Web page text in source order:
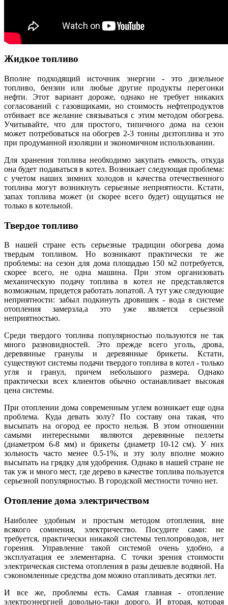
Жидкое топливо
Вполне подходящий источник энергии - это дизельное
топливо, бензин или любые другие продукты перегонки
нефти. Этот вариант дороже, однако не требует никаких
согласований с газовщиками, но стоимость нефтепродуктов
отбивает все желание связываться с этим методом обогрева.
Учитывайте, что для простого, типичного дома на сезон
может потребоваться на обогрев 2-3 тонны дизтоплива и это
при продуманной изоляции и экономичном использовании.
Для хранения топлива необходимо закупать емкость, откуда
она будет подаваться в котел. Возникает следующая проблема:
с учетом наших зимних холодов и качества отечественного
топлива могут возникнуть серьезные неприятности. Кстати,
запах топлива может (и скорее всего будет) ощущаться не
только в котельной.
Твердое топливо
В нашей стране есть серьезные традиции обогрева дома
твердым топливом. Но возникают практически те же
проблемы: на сезон для дома площадью 150 м2 потребуется,
скорее всего, не одна машина. При этом организовать
механическую подачу топлива в котел не представляется
возможным, придется работать лопатой. А тут уже следующие
неприятности: забыл подкинуть дровишек - вода в системе
отопления замерзла,а это уже является серьезной
неприятностью.
Среди твердого топлива популярностью пользуются не так
много разновидностей. Это прежде всего уголь, дрова,
деревянные гранулы и деревянные брикеты. Кстати,
существуют системы подачи твердого топлива в котел - только
угля и гранул, причем небольшого размера. Однако
практически всех клиентов обычно останавливает высокая
цена системы.
При отоплении дома современным углем возникает еще одна
проблема. Куда девать золу? По составу она такая, что
высыпать на огород ее просто нельзя. В этом отношении
самыми интересными являются деревянные пеллеты
(диаметром 6-8 мм) и брикеты (диаметр 10-12 см). У них
зольность часто менее 0.5-1%, и эту золу вполне можно
высыпать на грядку для удобрения. Однако в нашей стране не
так уж и много мест, где дерево в качестве топлива пользуется
серьезной популярностью. В городской местности точно нет.
Отопление дома электричеством
Наиболее удобным и простым методом отопления, вне
всякого сомнения, электричество. Посудите сами: не
требуется, практически никакой системы теплопроводов, нет
горения. Управление такой системой очень удобно, а
эксплуатация ее элементарна. С точки зрения стоимости
электрическая система отопления в разы дешевле водяной. На
сэкономленные средства дом можно отапливать десятки лет.
И все же, проблемы есть. Самая главная - отопление
электроэнергией довольно-таки дорого. И вторая, которая